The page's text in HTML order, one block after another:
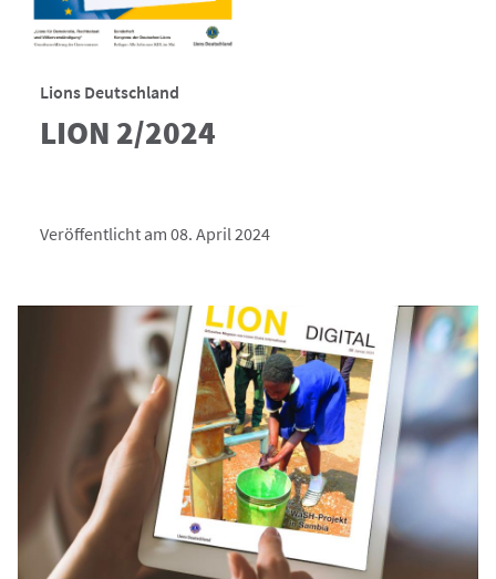
Lions Deutschland
LION 2/2024
Veröffentlicht am 08. April 2024